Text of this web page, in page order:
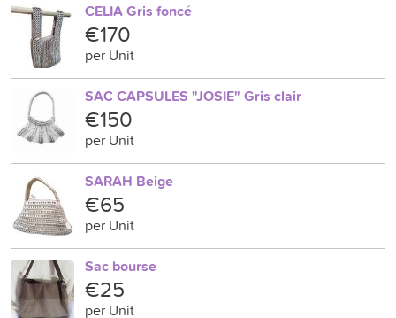
CELIA Gris foncé
€170
per Unit
SAC CAPSULES "JOSIE" Gris clair
€150
per Unit
SARAH Beige
€65
per Unit
Sac bourse
€25
per Unit